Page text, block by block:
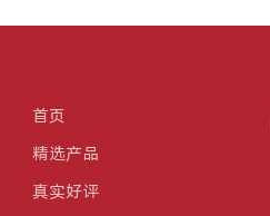
首页
精选产品
真实好评